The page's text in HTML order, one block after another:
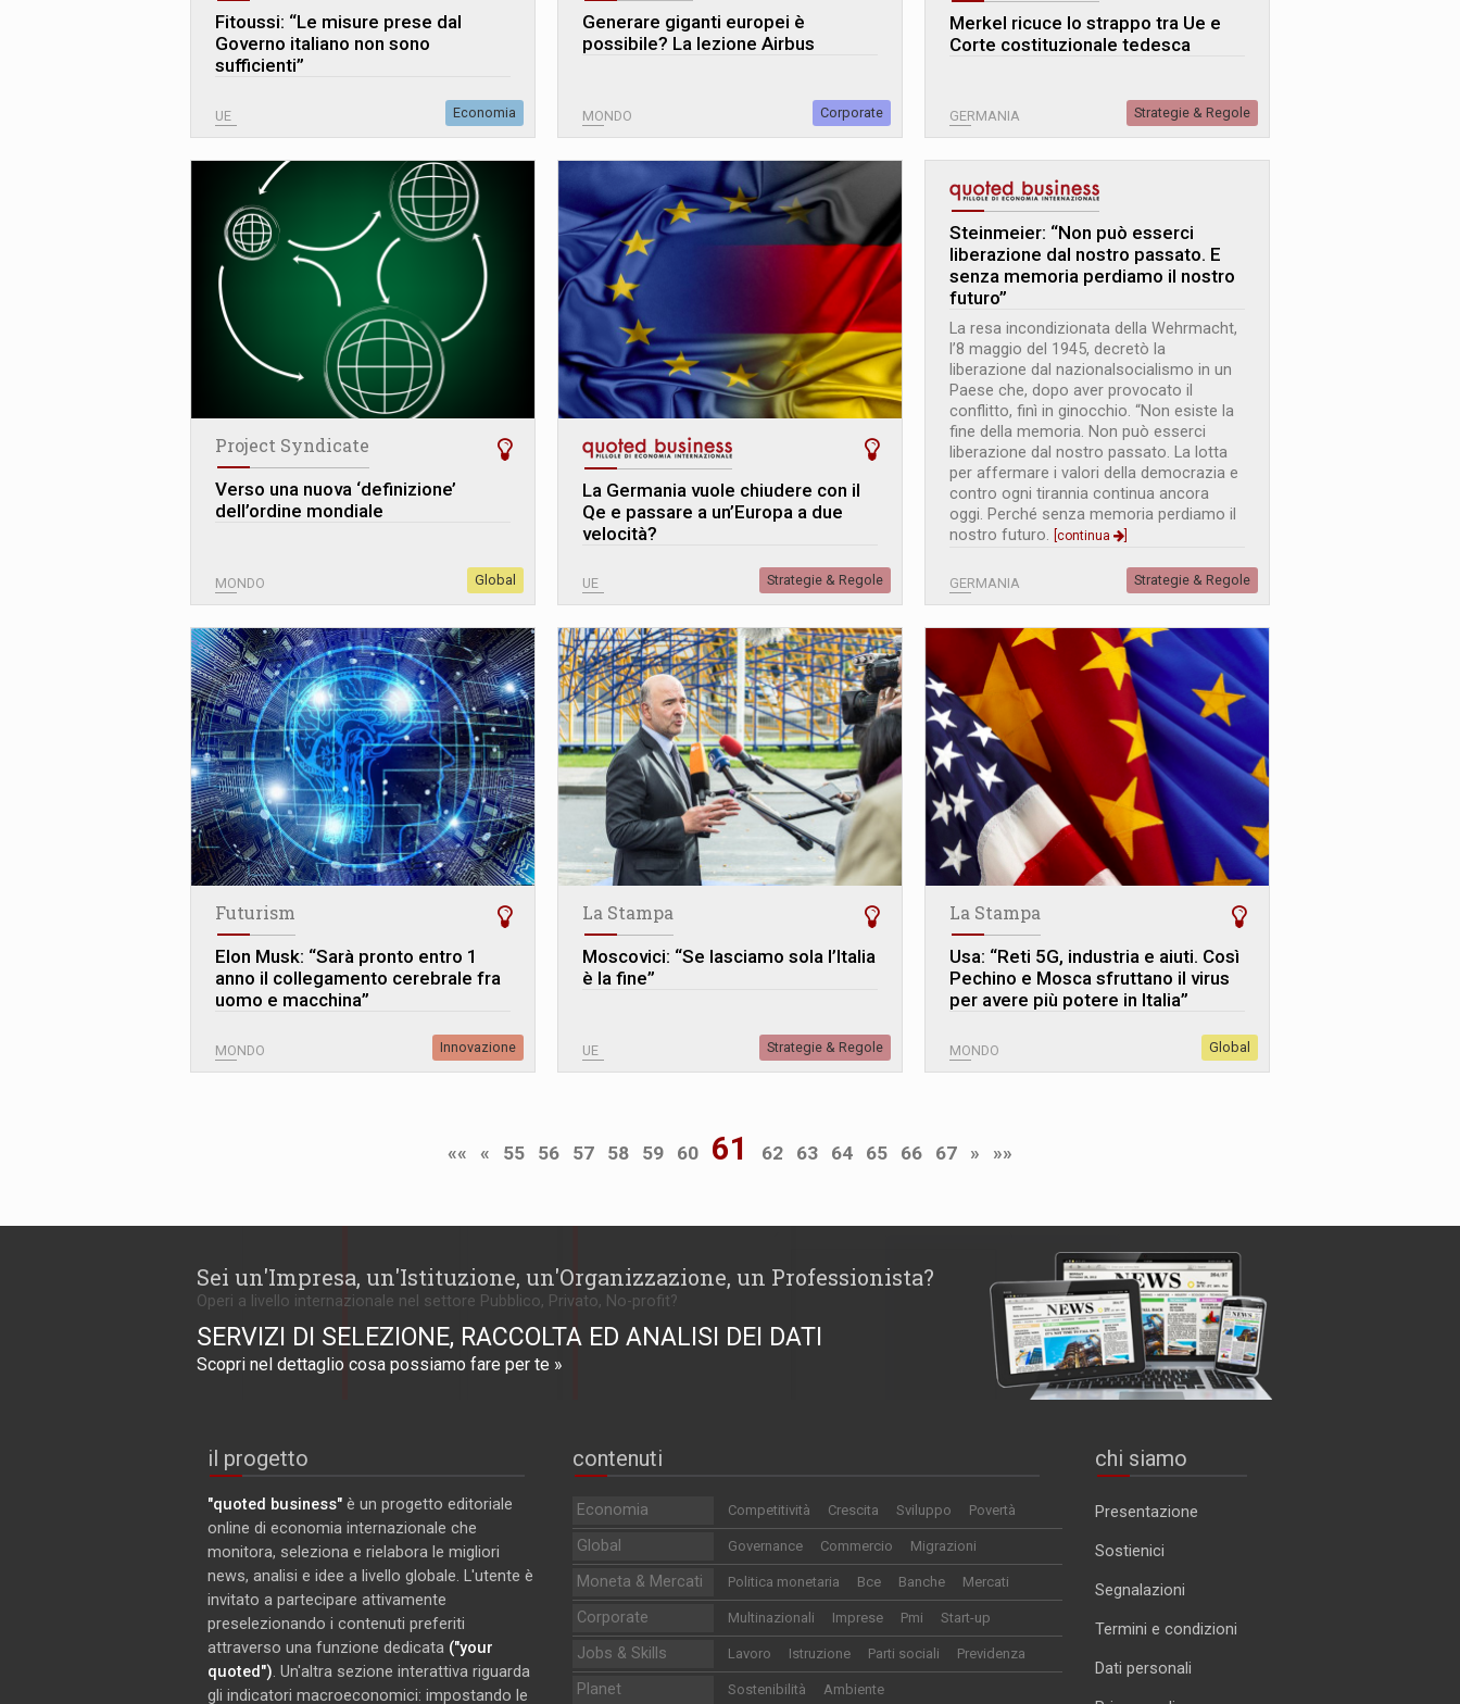
Fitoussi: “Le misure prese dal
Governo italiano non sono
sufficienti”
UE Economia
Generare giganti europei è
possibile? La lezione Airbus
MONDO Corporate
Merkel ricuce lo strappo tra Ue e
Corte costituzionale tedesca
GERMANIA Strategie & Regole
Project Syndicate
Verso una nuova ‘definizione’
dell’ordine mondiale
MONDO Global
La Germania vuole chiudere con il
Qe e passare a un’Europa a due
velocità?
UE Strategie & Regole
Steinmeier: “Non può esserci
liberazione dal nostro passato. E
senza memoria perdiamo il nostro
futuro”
La resa incondizionata della Wehrmacht,
l’8 maggio del 1945, decretò la
liberazione dal nazionalsocialismo in un
Paese che, dopo aver provocato il
conflitto, finì in ginocchio. “Non esiste la
fine della memoria. Non può esserci
liberazione dal nostro passato. La lotta
per affermare i valori della democrazia e
contro ogni tirannia continua ancora
oggi. Perché senza memoria perdiamo il
nostro futuro. [continua ]
GERMANIA Strategie & Regole
Futurism
Elon Musk: “Sarà pronto entro 1
anno il collegamento cerebrale fra
uomo e macchina”
MONDO Innovazione
La Stampa
Moscovici: “Se lasciamo sola l’Italia
è la fine”
UE Strategie & Regole
La Stampa
Usa: “Reti 5G, industria e aiuti. Così
Pechino e Mosca sfruttano il virus
per avere più potere in Italia”
MONDO Global
«« « 55 56 57 58 59 60 61 62 63 64 65 66 67 » »»
Sei un'Impresa, un'Istituzione, un'Organizzazione, un Professionista?
Operi a livello internazionale nel settore Pubblico, Privato, No-profit?
SERVIZI DI SELEZIONE, RACCOLTA ED ANALISI DEI DATI
Scopri nel dettaglio cosa possiamo fare per te »
il progetto
"quoted business" è un progetto editoriale
online di economia internazionale che
monitora, seleziona e rielabora le migliori
news, analisi e idee a livello globale. L'utente è
invitato a partecipare attivamente
preselezionando i contenuti preferiti
attraverso una funzione dedicata ("your
quoted"). Un'altra sezione interattiva riguarda
gli indicatori macroeconomici: impostando le
contenuti
Economia Competitività Crescita Sviluppo Povertà
Global Governance Commercio Migrazioni
Moneta & Mercati Politica monetaria Bce Banche Mercati
Corporate Multinazionali Imprese Pmi Start-up
Jobs & Skills Lavoro Istruzione Parti sociali Previdenza
Planet Sostenibilità Ambiente
chi siamo
Presentazione
Sostienici
Segnalazioni
Termini e condizioni
Dati personali